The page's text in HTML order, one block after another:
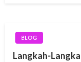
BLOG
Langkah-